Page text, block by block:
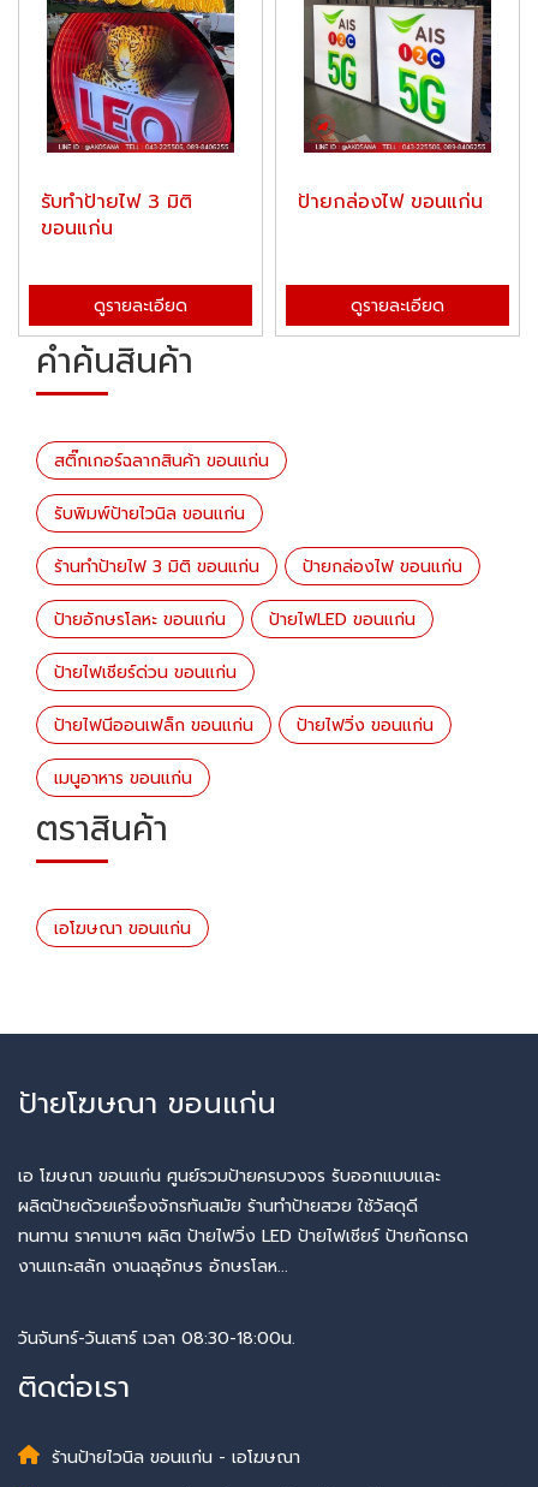
รับทำป้ายไฟ 3 มิติ
ขอนแก่น
ดูรายละเอียด
ป้ายกล่องไฟ ขอนแก่น
ดูรายละเอียด
คำค้นสินค้า
สติ๊กเกอร์ฉลากสินค้า ขอนแก่น
รับพิมพ์ป้ายไวนิล ขอนแก่น
ร้านทำป้ายไฟ 3 มิติ ขอนแก่น ป้ายกล่องไฟ ขอนแก่น
ป้ายอักษรโลหะ ขอนแก่น ป้ายไฟLED ขอนแก่น
ป้ายไฟเชียร์ด่วน ขอนแก่น
ป้ายไฟนีออนเฟล็ก ขอนแก่น ป้ายไฟวิ่ง ขอนแก่น
เมนูอาหาร ขอนแก่น
ตราสินค้า
เอโฆษณา ขอนแก่น
ป้ายโฆษณา ขอนแก่น
เอ โฆษณา ขอนแก่น ศูนย์รวมป้ายครบวงจร รับออกแบบและ
ผลิตป้ายด้วยเครื่องจักรทันสมัย ร้านทำป้ายสวย ใช้วัสดุดี
ทนทาน ราคาเบาๆ ผลิต ป้ายไฟวิ่ง LED ป้ายไฟเชียร์ ป้ายกัดกรด
งานแกะสลัก งานฉลุอักษร อักษรโลห...
วันจันทร์-วันเสาร์ เวลา 08:30-18:00น.
ติดต่อเรา
ร้านป้ายไวนิล ขอนแก่น - เอโฆษณา